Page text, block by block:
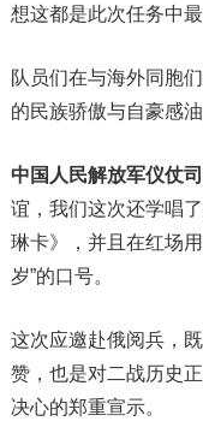
想这都是此次任务中最
队员们在与海外同胞
的民族骄傲与自豪感油
中国人民解放军仪仗
谊，我们这次还学唱
琳卡》，并且在红场
岁”的口号。
这次应邀赴俄阅兵，
赞，也是对二战历史
决心的郑重宣示。